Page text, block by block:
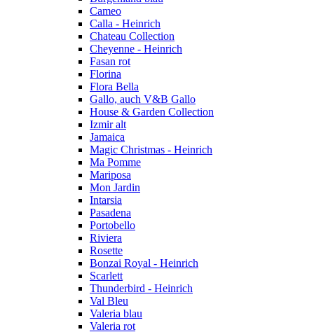
Cameo
Calla - Heinrich
Chateau Collection
Cheyenne - Heinrich
Fasan rot
Florina
Flora Bella
Gallo, auch V&B Gallo
House & Garden Collection
Izmir alt
Jamaica
Magic Christmas - Heinrich
Ma Pomme
Mariposa
Mon Jardin
Intarsia
Pasadena
Portobello
Riviera
Rosette
Bonzai Royal - Heinrich
Scarlett
Thunderbird - Heinrich
Val Bleu
Valeria blau
Valeria rot